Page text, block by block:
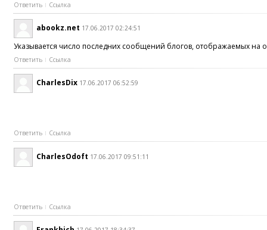
Ответить Ссылка
abookz.net 17.06.2017 02:24:51
Указывается число последних сообщений блогов, отображаемых
Ответить Ссылка
CharlesDix 17.06.2017 06:52:59
Ответить Ссылка
CharlesOdoft 17.06.2017 09:51:11
Ответить Ссылка